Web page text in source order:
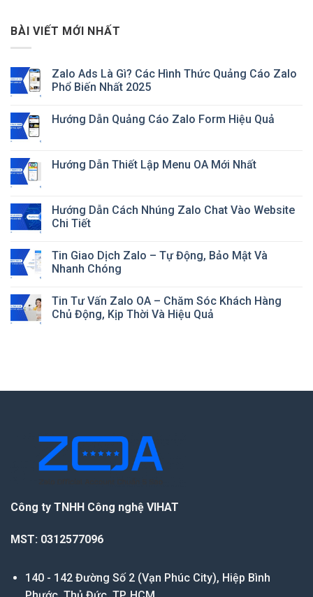
BÀI VIẾT MỚI NHẤT
Zalo Ads Là Gì? Các Hình Thức Quảng Cáo Zalo
Phổ Biến Nhất 2025
Hướng Dẫn Quảng Cáo Zalo Form Hiệu Quả
Hướng Dẫn Thiết Lập Menu OA Mới Nhất
Hướng Dẫn Cách Nhúng Zalo Chat Vào Website
Chi Tiết
Tin Giao Dịch Zalo – Tự Động, Bảo Mật Và
Nhanh Chóng
Tin Tư Vấn Zalo OA – Chăm Sóc Khách Hàng
Chủ Động, Kịp Thời Và Hiệu Quả
Công ty TNHH Công nghệ VIHAT
MST: 0312577096
140 - 142 Đường Số 2 (Vạn Phúc City), Hiệp Bình